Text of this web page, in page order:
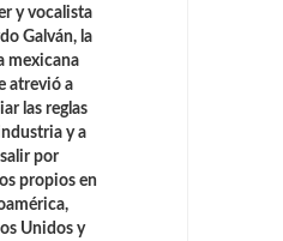
y vocalista
Galván, la
mexicana
atrevió a
las reglas
y a
por
propios en
Unidos y